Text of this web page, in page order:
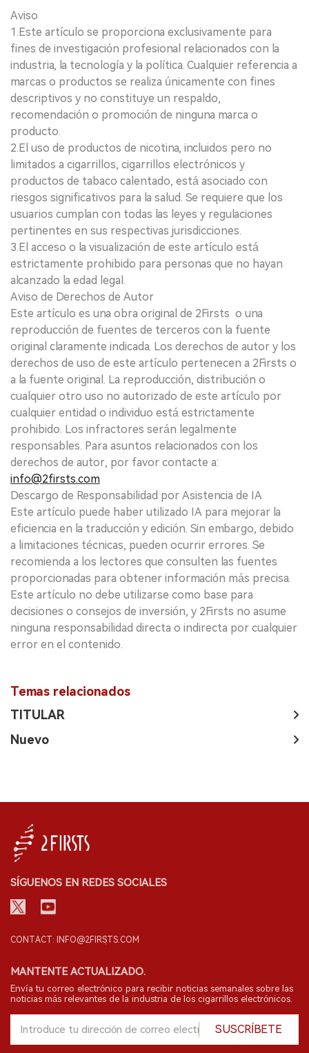
Aviso
1.Este artículo se proporciona exclusivamente para
fines de investigación profesional relacionados con la
industria, la tecnología y la política. Cualquier referencia a
marcas o productos se realiza únicamente con fines
descriptivos y no constituye un respaldo,
recomendación o promoción de ninguna marca o
producto.
2.El uso de productos de nicotina, incluidos pero no
limitados a cigarrillos, cigarrillos electrónicos y
productos de tabaco calentado, está asociado con
riesgos significativos para la salud. Se requiere que los
usuarios cumplan con todas las leyes y regulaciones
pertinentes en sus respectivas jurisdicciones.
3.El acceso o la visualización de este artículo está
estrictamente prohibido para personas que no hayan
alcanzado la edad legal.
Aviso de Derechos de Autor
Este artículo es una obra original de 2Firsts o una
reproducción de fuentes de terceros con la fuente
original claramente indicada. Los derechos de autor y los
derechos de uso de este artículo pertenecen a 2Firsts o
a la fuente original. La reproducción, distribución o
cualquier otro uso no autorizado de este artículo por
cualquier entidad o individuo está estrictamente
prohibido. Los infractores serán legalmente
responsables. Para asuntos relacionados con los
derechos de autor, por favor contacte a:
info@2firsts.com
Descargo de Responsabilidad por Asistencia de IA
Este artículo puede haber utilizado IA para mejorar la
eficiencia en la traducción y edición. Sin embargo, debido
a limitaciones técnicas, pueden ocurrir errores. Se
recomienda a los lectores que consulten las fuentes
proporcionadas para obtener información más precisa.
Este artículo no debe utilizarse como base para
decisiones o consejos de inversión, y 2Firsts no asume
ninguna responsabilidad directa o indirecta por cualquier
error en el contenido.
Temas relacionados
TITULAR
Nuevo
SÍGUENOS EN REDES SOCIALES
CONTACT: INFO@2FIRSTS.COM
MANTENTE ACTUALIZADO.
Envía tu correo electrónico para recibir noticias semanales sobre las
noticias más relevantes de la industria de los cigarrillos electrónicos.
SUSCRÍBETE